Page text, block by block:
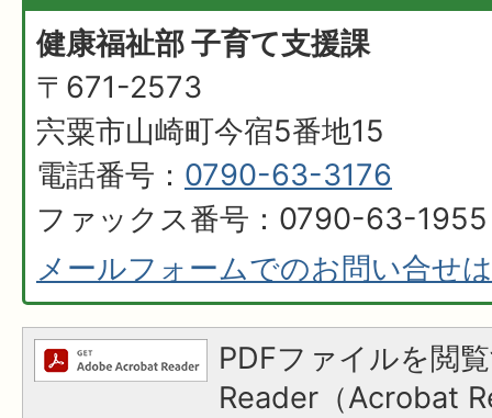
健康福祉部 子育て支援課
〒671-2573
宍粟市山崎町今宿5番地15
電話番号： 0790-63-3176
ファックス番号：0790-63-1955
メールフォームでのお問い合せ
PDFファイルを閲
Reader（Acrobat